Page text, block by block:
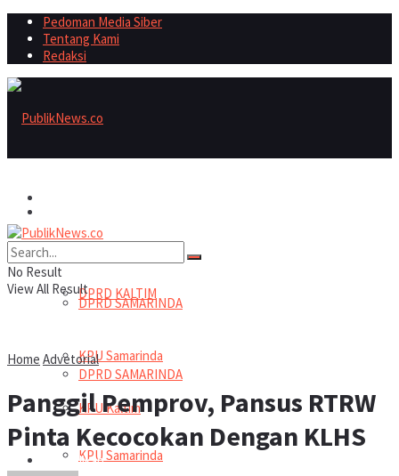
Pedoman Media Siber
Tentang Kami
Redaksi
DPRD KALTIM
DPRD SAMARINDA
KPU Samarinda
DPRD SAMARINDA
KPU Samarinda
KPU Kaltim
Pendidikan
No Result
View All Result
Home Advetorial
Panggil Pemprov, Pansus RTRW
Pinta Kecocokan Dengan KLHS